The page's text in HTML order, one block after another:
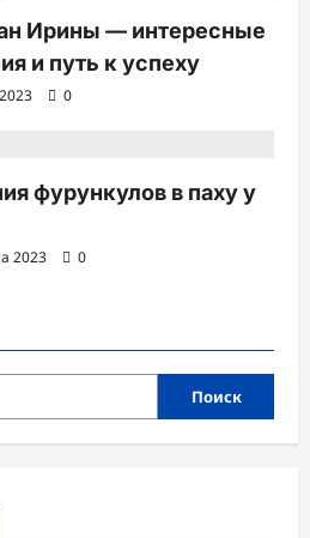
Ирины — интересные
и путь к успеху
0
фурункулов в паху у
2023 0
Поиск